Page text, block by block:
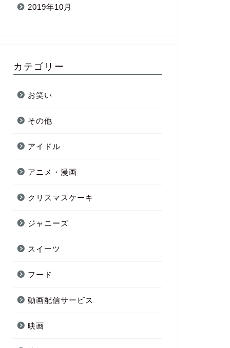
2019年10月
カテゴリー
お笑い
その他
アイドル
アニメ・漫画
クリスマスケーキ
ジャニーズ
スイーツ
フード
動画配信サービス
映画